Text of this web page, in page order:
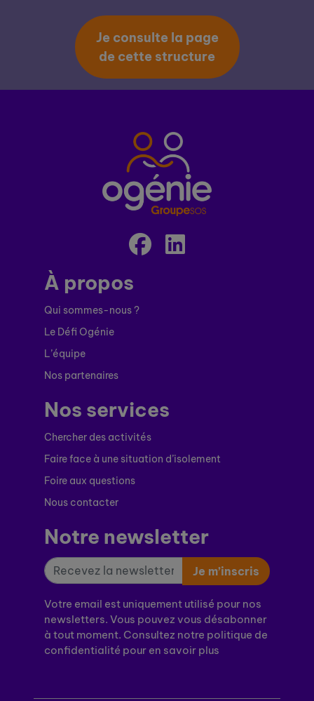
Je consulte la page
de cette structure
À propos
Qui sommes-nous ?
Le Défi Ogénie
L’équipe
Nos partenaires
Nos services
Chercher des activités
Faire face à une situation d’isolement
Foire aux questions
Nous contacter
Notre newsletter
Je m’inscris
Votre email est uniquement utilisé pour nos
newsletters. Vous pouvez vous désabonner
à tout moment. Consultez notre politique de
confidentialité pour en savoir plus